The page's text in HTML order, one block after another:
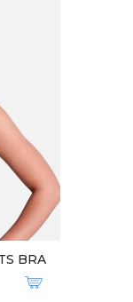
BRA